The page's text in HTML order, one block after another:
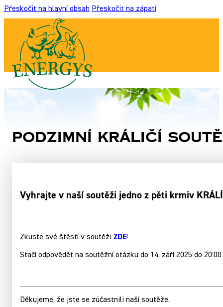
Přeskočit na hlavní obsah Přeskočit na zápatí
Podzimní králičí
Vyhrajte v naší soutěži jedno z pěti krmiv
Zkuste své štěstí v soutěži ZDE!
Stačí odpovědět na soutěžní otázku do 14. září 2025 do 20:00
Děkujeme, že jste se zúčastnili naší soutěže.